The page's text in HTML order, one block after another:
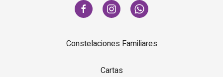
Constelaciones Familiares
Cartas